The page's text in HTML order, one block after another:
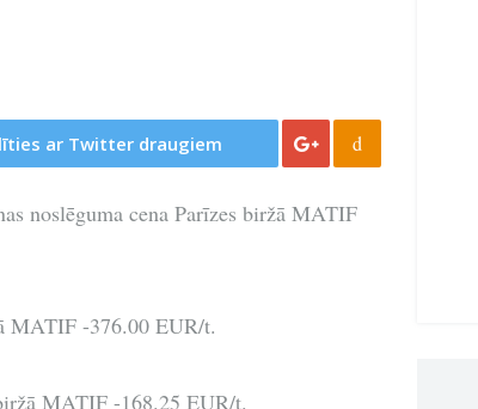
ar Twitter draugiem d
noslēguma cena Parīzes biržā MATIF
MATIF -376.00 EUR/t.
MATIF -168.25 EUR/t.